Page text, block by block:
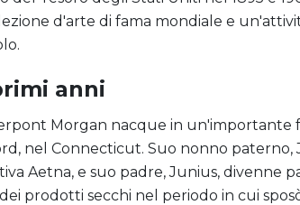
d'arte di fama mondiale e
anni
Morgan nacque in un'importante
nel Connecticut. Suo nonno paterno,
Aetna, e suo padre, Junius, divenne
prodotti secchi nel periodo in cui